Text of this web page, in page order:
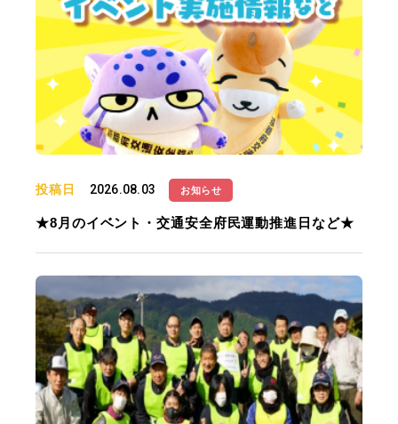
投稿日 2026.08.03 お知らせ
★8月のイベント・交通安全府民運動推進日など★